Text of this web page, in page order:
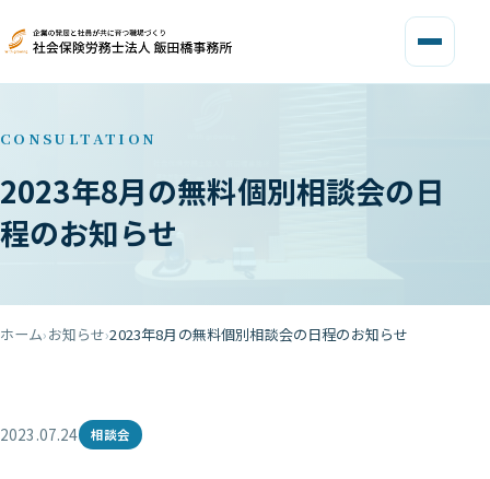
CONSULTATION
2023年8月の無料個別相談会の日
程のお知らせ
ホーム お知らせ 2023年8月の無料個別相談会の日程のお知らせ
2023.07.24 相談会